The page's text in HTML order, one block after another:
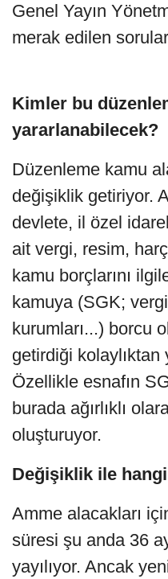
Genel Yayın
merak edilen
Kimler bu
yararlanabilecek?
Düzenleme kamu
değişiklik getiriyor.
devlete, il özel
ait vergi, resim,
kamu borçlarını
kamuya (SGK;
kurumları...) borcu
getirdiği
Özellikle esnafın
burada ağırlıklı
oluşturuyor.
Değişiklik ile
Amme alacakları
süresi şu anda 36
yayılıyor. Ancak